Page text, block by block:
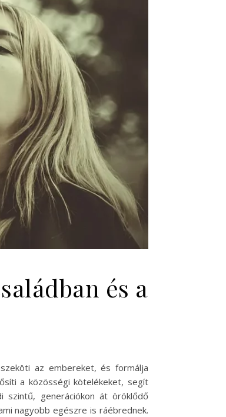
és a
az embereket, és formálja
a közösségi kötelékeket, segít
szintű, generációkon át öröklődő
nagyobb egészre is ráébrednek.